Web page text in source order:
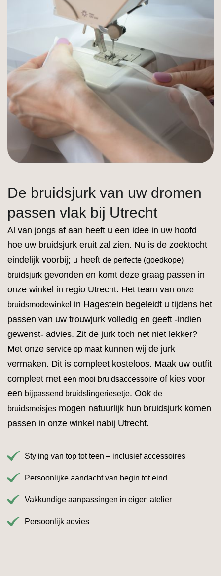
De bruidsjurk van uw dromen
passen vlak bij Utrecht
Al van jongs af aan heeft u een idee in uw hoofd
hoe uw bruidsjurk eruit zal zien. Nu is de zoektocht
eindelijk voorbij; u heeft de perfecte (goedkope)
bruidsjurk gevonden en komt deze graag passen in
onze winkel in regio Utrecht. Het team van onze
bruidsmodewinkel in Hagestein begeleidt u tijdens het
passen van uw trouwjurk volledig en geeft -indien
gewenst- advies. Zit de jurk toch net niet lekker?
Met onze service op maatkunnen wij de jurk
vermaken. Dit is compleet kosteloos. Maak uw outfit
compleet met een mooi bruidsaccessoire of kies voor
een bijpassend bruidslingeriesetje. Ook de
bruidsmeisjes mogen natuurlijk hun bruidsjurk komen
passen in onze winkel nabij Utrecht.
Styling van top tot teen – inclusief accessoires
Persoonlijke aandacht van begin tot eind
Vakkundige aanpassingen in eigen atelier
Persoonlijk advies